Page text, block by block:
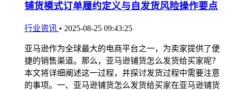
铺货模式订单履约定义与自发货风险操作要点
行业资讯 • 2025-08-25 09:43:25
亚马逊作为全球最大的电商平台之一，为卖家提供了便
捷的销售渠道。那么，亚马逊铺货怎么发货给买家呢？
本文将详细阐述这一过程，并探讨发货过程中需要注意
的事项。一、亚马逊铺货怎么发货给买家在亚马逊铺货